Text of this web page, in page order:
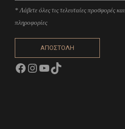
* Λάβετε όλες τις τελευταίες προσφορές και
πληροφορίες
ΑΠΟΣΤΟΛΗ
Facebook
Instagram
YouTube
TikTok